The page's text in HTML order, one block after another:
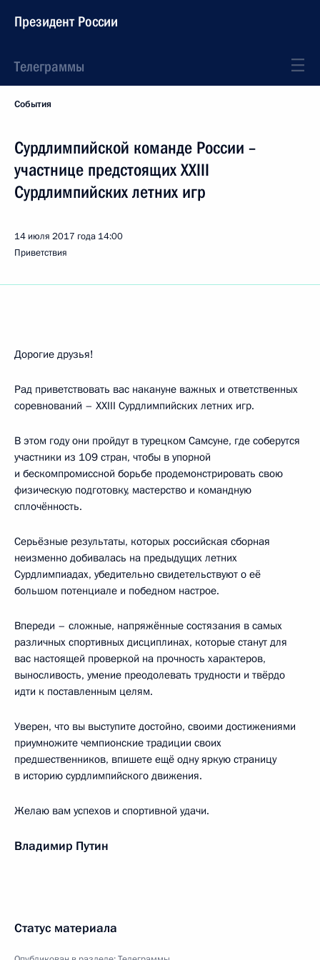
Президент России
Телеграммы
События
Сурдлимпийской команде России –
участнице предстоящих XXIII
Сурдлимпийских летних игр
14 июля 2017 года 14:00
Приветствия
Дорогие друзья!
Рад приветствовать вас накануне важных и ответственных
соревнований – XXIII Сурдлимпийских летних игр.
В этом году они пройдут в турецком Самсуне, где соберутся
участники из 109 стран, чтобы в упорной
и бескомпромиссной борьбе продемонстрировать свою
физическую подготовку, мастерство и командную
сплочённость.
Серьёзные результаты, которых российская сборная
неизменно добивалась на предыдущих летних
Сурдлимпиадах, убедительно свидетельствуют о её
большом потенциале и победном настрое.
Впереди – сложные, напряжённые состязания в самых
различных спортивных дисциплинах, которые станут для
вас настоящей проверкой на прочность характеров,
выносливость, умение преодолевать трудности и твёрдо
идти к поставленным целям.
Уверен, что вы выступите достойно, своими достижениями
приумножите чемпионские традиции своих
предшественников, впишете ещё одну яркую страницу
в историю сурдлимпийского движения.
Желаю вам успехов и спортивной удачи.
Владимир Путин
Статус материала